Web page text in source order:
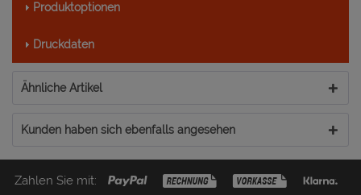
Produktoptionen
Druckdaten
Ähnliche Artikel
Kunden haben sich ebenfalls angesehen
Zahlen Sie mit: